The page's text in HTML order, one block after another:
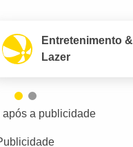
Entretenimento &
Lazer
a publicidade